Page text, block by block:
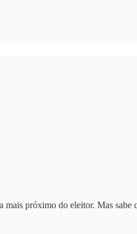
próximo do eleitor. Mas sabe